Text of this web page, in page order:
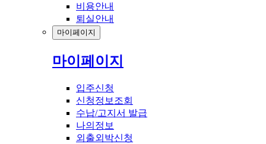
비용안내
퇴실안내
마이페이지
마이페이지
입주신청
신청정보조회
수납/고지서 발급
나의정보
외출외박신청